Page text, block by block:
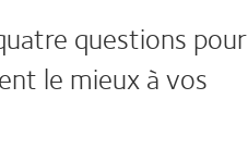
questions pour
le mieux à vos